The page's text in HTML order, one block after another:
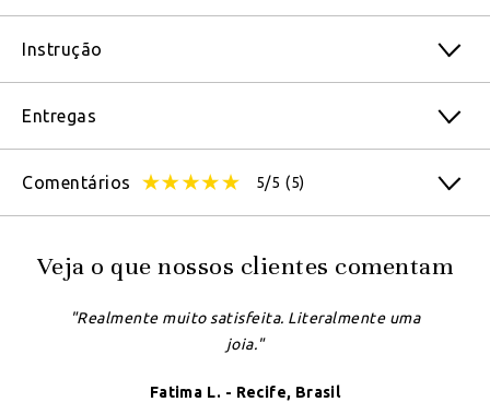
Instrução
Entregas
Comentários 5/5 (5)
Veja o que nossos clientes comentam
"Realmente muito satisfeita. Literalmente uma
joia."
Fatima L. - Recife, Brasil